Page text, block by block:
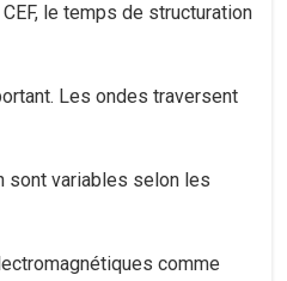
le temps de structuration
Les ondes traversent
sont variables selon les
comme